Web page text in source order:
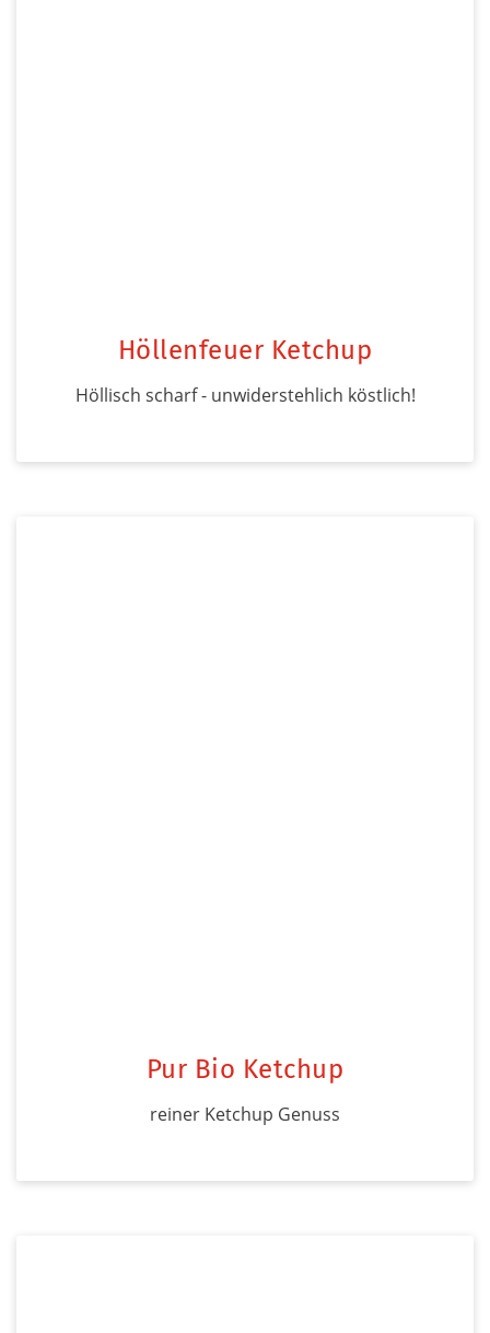
Höllenfeuer Ketchup
Höllisch scharf - unwiderstehlich köstlich!
Pur Bio Ketchup
reiner Ketchup Genuss